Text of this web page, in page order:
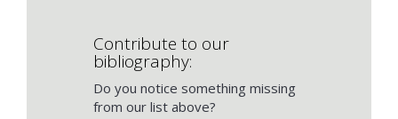
Contribute to our
bibliography:
Do you notice something missing
from our list above?